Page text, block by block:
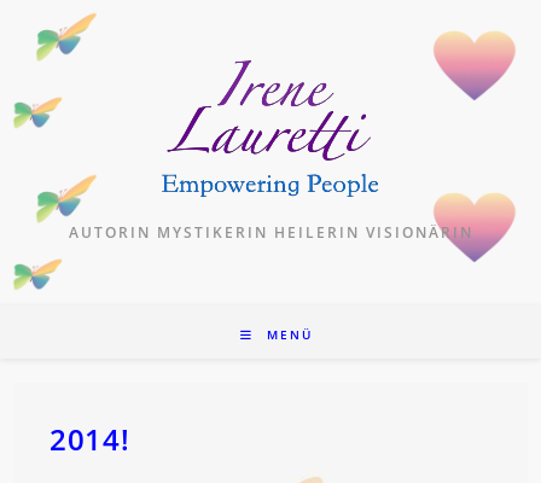
Inhalt
AUTORIN MYSTIKERIN HEILERIN VISIONÄRIN
MENÜ
2014!